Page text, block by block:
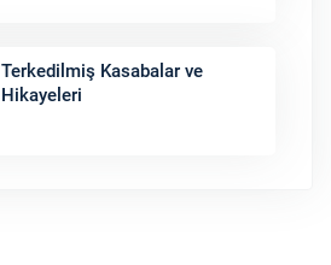
Terkedilmiş Kasabalar ve
Hikayeleri